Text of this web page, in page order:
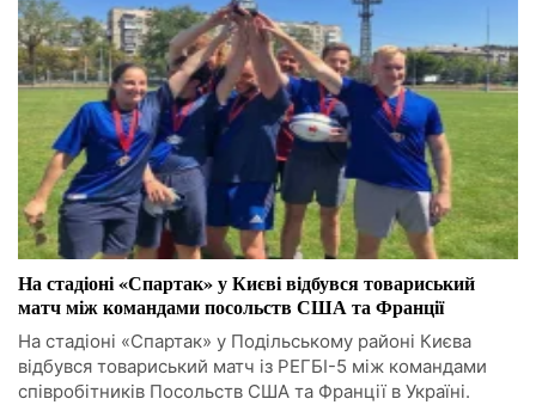
На стадіоні «Спартак» у Києві відбувся товариський
матч між командами посольств США та Франції
На стадіоні «Спартак» у Подільському районі Києва
відбувся товариський матч із РЕГБІ-5 між командами
співробітників Посольств США та Франції в Україні.